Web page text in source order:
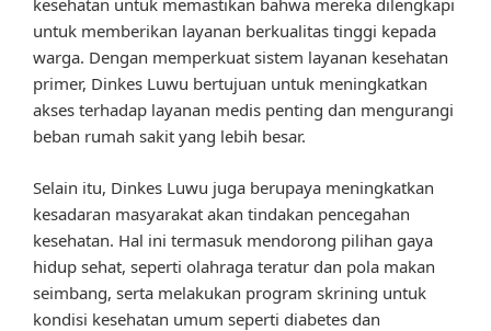
kesehatan untuk memastikan bahwa mereka dilengkapi
untuk memberikan layanan berkualitas tinggi kepada
warga. Dengan memperkuat sistem layanan kesehatan
primer, Dinkes Luwu bertujuan untuk meningkatkan
akses terhadap layanan medis penting dan mengurangi
beban rumah sakit yang lebih besar.
Selain itu, Dinkes Luwu juga berupaya meningkatkan
kesadaran masyarakat akan tindakan pencegahan
kesehatan. Hal ini termasuk mendorong pilihan gaya
hidup sehat, seperti olahraga teratur dan pola makan
seimbang, serta melakukan program skrining untuk
kondisi kesehatan umum seperti diabetes dan